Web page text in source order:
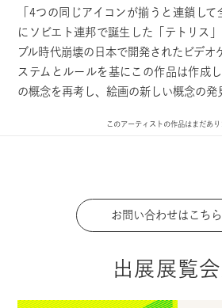
「4つの同じアイコンが揃うと連鎖し
にソビエト連邦で誕生した「テトリス
ブル時代崩壊の日本で開発されたビデオ
ステムとルールを基にこの作品は作成
の概念を再考し、絵画の新しい概念の発
このアーティストの作品はまだあり
お問い合わせはこち
出展展覧